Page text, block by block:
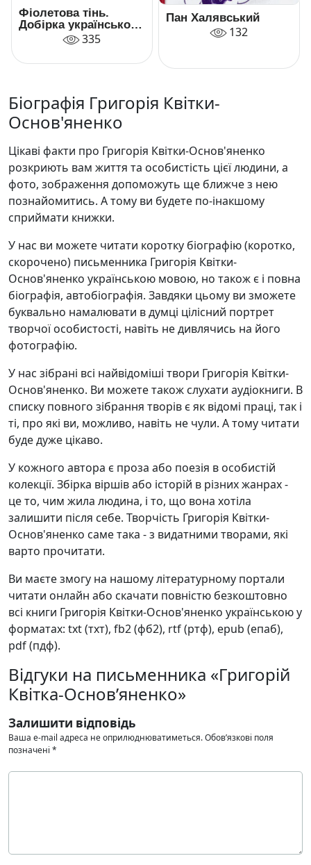
Фіолетова тінь.
Добірка української
містичної прози
335
Пан Халявський
132
Біографія Григорія Квітки-
Основ'яненко
Цікаві факти про Григорія Квітки-Основ'яненко
розкриють вам життя та особистість цієї людини, а
фото, зображення допоможуть ще ближче з нею
познайомитись. А тому ви будете по-інакшому
сприймати книжки.
У нас ви можете читати коротку біографію (коротко,
скорочено) письменника Григорія Квітки-
Основ'яненко українською мовою, но також є і повна
біографія, автобіографія. Завдяки цьому ви зможете
буквально намалювати в думці цілісний портрет
творчої особистості, навіть не дивлячись на його
фотографію.
У нас зібрані всі найвідоміші твори Григорія Квітки-
Основ'яненко. Ви можете також слухати аудіокниги. В
списку повного зібрання творів є як відомі праці, так і
ті, про які ви, можливо, навіть не чули. А тому читати
буде дуже цікаво.
У кожного автора є проза або поезія в особистій
колекції. Збірка віршів або історій в різних жанрах -
це то, чим жила людина, і то, що вона хотіла
залишити після себе. Творчість Григорія Квітки-
Основ'яненко саме така - з видатними творами, які
варто прочитати.
Ви маєте змогу на нашому літературному портали
читати онлайн або скачати повністю безкоштовно
всі книги Григорія Квітки-Основ'яненко українською у
форматах: txt (тхт), fb2 (фб2), rtf (ртф), epub (епаб),
pdf (пдф).
Відгуки на письменника «Григорій
Квітка-Основ’яненко»
Залишити відповідь
Ваша e-mail адреса не оприлюднюватиметься.Обов’язкові поля
позначені *